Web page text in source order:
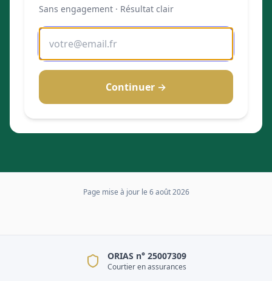
Sans engagement · Résultat clair
Continuer →
Page mise à jour le 6 août 2026
ORIAS n° 25007309
Courtier en assurances